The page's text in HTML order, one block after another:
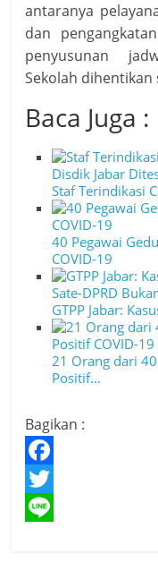
antaranya
dan
penyusunan
Sekolah dihentikan
Baca Juga :
Staf Terindikasi
40 Pegawai
COVID-19
GTPP Jabar:
21 Orang dari
Positif…
Bagikan :
F
a
T